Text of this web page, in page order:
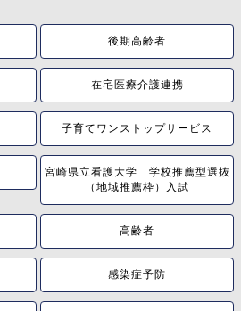
後期高齢者
在宅医療介護連携
子育てワンストップサービス
宮崎県立看護大学 学校推薦型選抜
（地域推薦枠）入試
高齢者
感染症予防